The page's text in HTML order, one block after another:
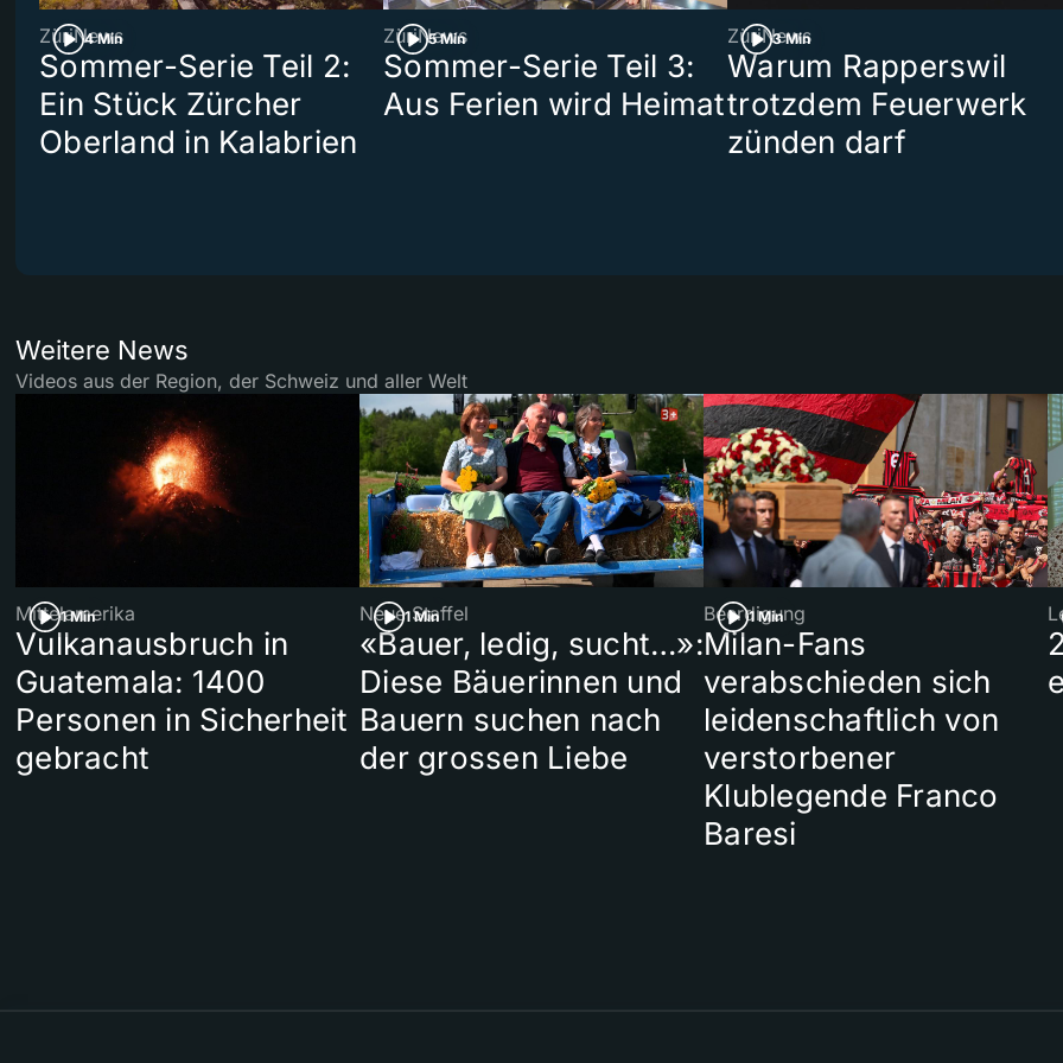
4 Min
ZüriNews
Sommer-Serie Teil 2:
Ein Stück Zürcher
Oberland in Kalabrien
5 Min
ZüriNews
Sommer-Serie Teil 3:
Aus Ferien wird Heimat
3 Min
ZüriNews
Warum Rapperswil
trotzdem Feuerwerk
zünden darf
Weitere News
Videos aus der Region, der Schweiz und aller Welt
1 Min
Mittelamerika
Vulkanausbruch in
Guatemala: 1400
Personen in Sicherheit
gebracht
1 Min
Neue Staffel
«Bauer, ledig, sucht…»:
Diese Bäuerinnen und
Bauern suchen nach
der grossen Liebe
1 Min
Beerdigung
Milan-Fans
verabschieden sich
leidenschaftlich von
verstorbener
Klublegende Franco
Baresi